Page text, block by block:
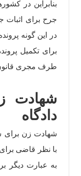
بنابراین در
جرح برای اثبات
در این گونه
برای تکمیل
طرف مجری قانون
شهادت
دادگاه
شهادت زن برای
با نظر قاضی
به عبارت دیگر